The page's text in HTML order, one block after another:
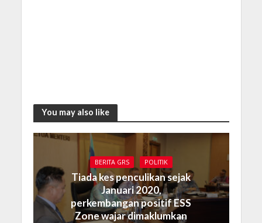
You may also like
BERITA GRS POLITIK
Tiada kes penculikan sejak
Januari 2020,
perkembangan positif ESS
Zone wajar dimaklumkan